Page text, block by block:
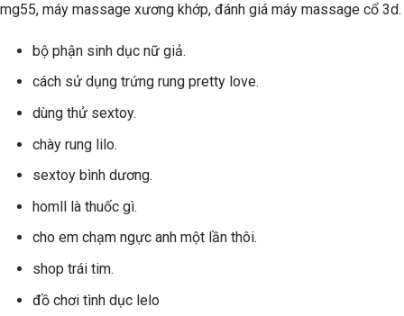
mg55, máy massage xương khớp, đánh giá máy massage cổ 3d.
bộ phận sinh dục nữ giả.
cách sử dụng trứng rung pretty love.
dùng thử sextoy.
chày rung lilo.
sextoy bình dương.
homll là thuốc gì.
cho em chạm ngực anh một lần thôi.
shop trái tim.
đồ chơi tình dục lelo